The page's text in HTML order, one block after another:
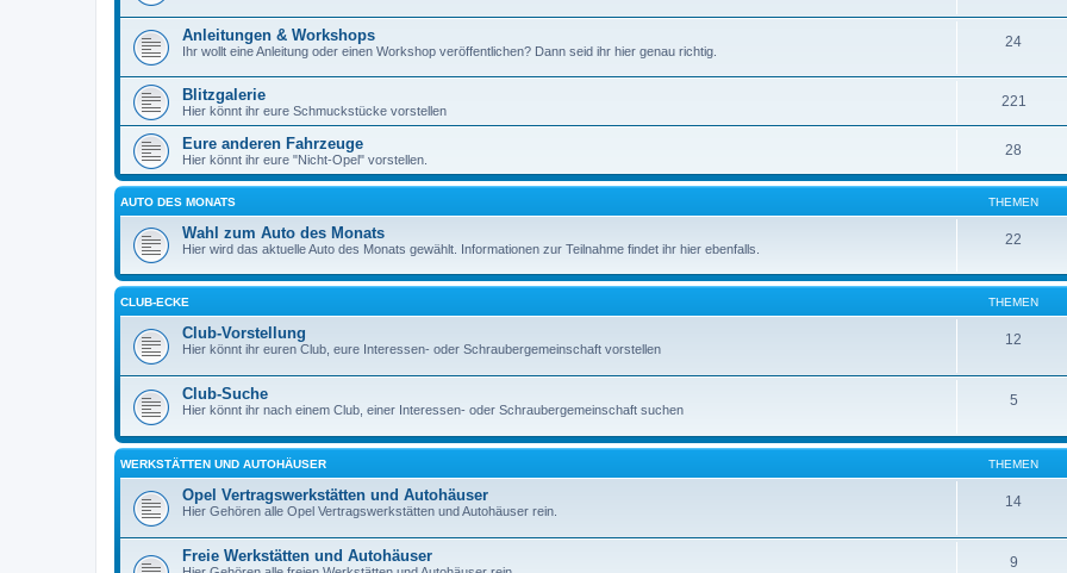
Anleitungen & Workshops
Ihr wollt eine Anleitung oder einen Workshop veröffentlichen? Dann seid ihr hier genau richtig.
24
Blitzgalerie
Hier könnt ihr eure Schmuckstücke vorstellen
221
Eure anderen Fahrzeuge
Hier könnt ihr eure "Nicht-Opel" vorstellen.
28
AUTO DES MONATS THEMEN
Wahl zum Auto des Monats
Hier wird das aktuelle Auto des Monats gewählt. Informationen zur Teilnahme findet ihr hier ebenfalls.
22
CLUB-ECKE THEMEN
Club-Vorstellung
Hier könnt ihr euren Club, eure Interessen- oder Schraubergemeinschaft vorstellen
12
Club-Suche
Hier könnt ihr nach einem Club, einer Interessen- oder Schraubergemeinschaft suchen
5
WERKSTÄTTEN UND AUTOHÄUSER THEMEN
Opel Vertragswerkstätten und Autohäuser
Hier Gehören alle Opel Vertragswerkstätten und Autohäuser rein.
14
Freie Werkstätten und Autohäuser 9